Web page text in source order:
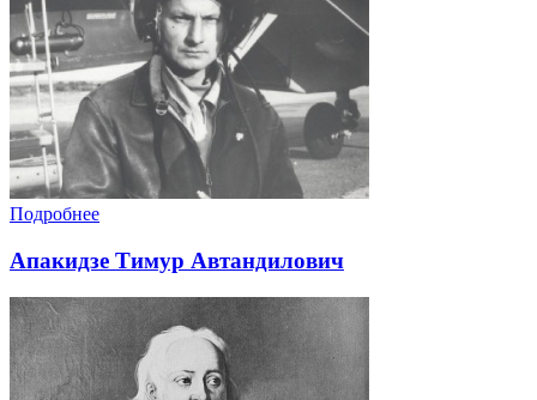
Подробнее
Апакидзе Тимур Автандилович